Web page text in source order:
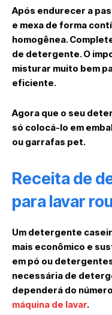
Após endurecer a
e mexa de forma
homogênea.
de detergente. O
misturar muito bem
eficiente.
Agora que o seu
só colocá-lo em
ou garrafas pet.
Receita de
para lavar
Um detergente
mais econômico e
em pó ou
necessária de
dependerá do
máquina de lavar.